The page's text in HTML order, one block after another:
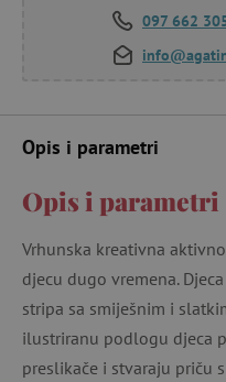
097 662
Opis i parametri
Opis i parametri
Vrhunska kreativna
djecu dugo vremena.
stripa sa smiješnim i
ilustriranu podlogu djeca
preslikače i stvaraju priču